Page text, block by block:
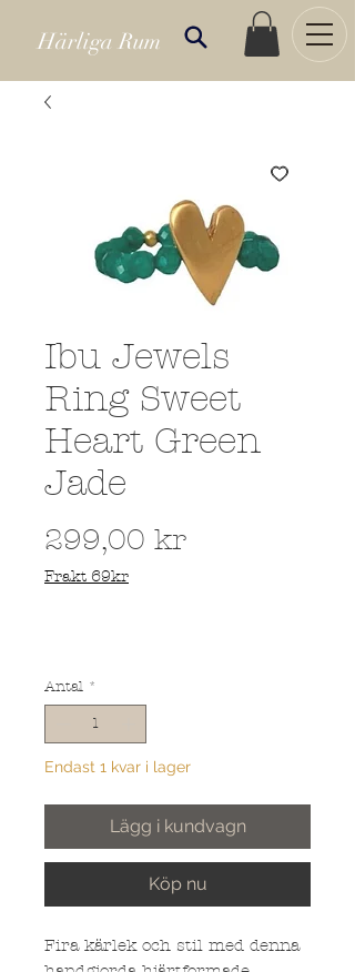
Härliga Rum
Ibu Jewels
Ring Sweet
Heart Green
Jade
299,00 krPris
Frakt 69kr
Antal *
Endast 1 kvar i lager
Lägg i kundvagn
Köp nu
Fira kärlek och stil med denna